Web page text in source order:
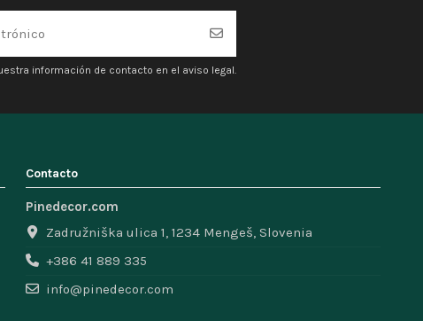
información de contacto en el aviso legal.
Contacto
Pinedecor.com
Zadružniška ulica 1, 1234 Mengeš, Slovenia
+386 41 889 335
info@pinedecor.com